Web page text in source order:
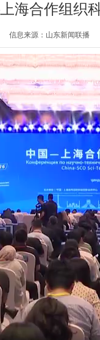
海合作组织
信息来源： 山东新闻联播